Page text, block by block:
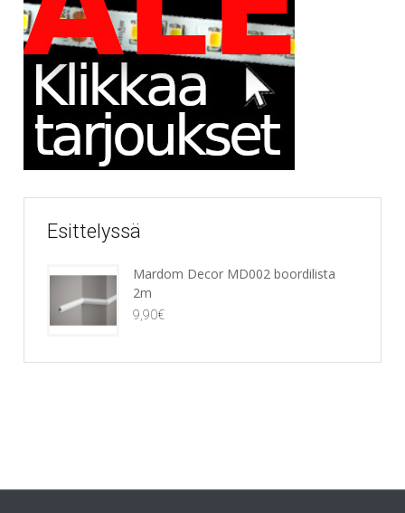
Esittelyssä
Mardom Decor MD002 boordilista
2m
9,90€